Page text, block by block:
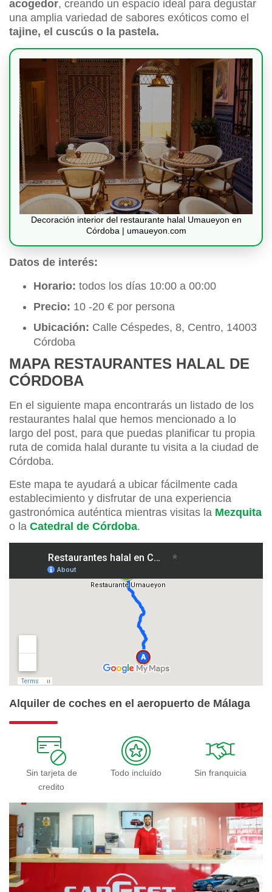
acogedor, creando un espacio ideal para degustar
una amplia variedad de sabores exóticos como el
tajine, el cuscús o la pastela.
Decoración interior del restaurante halal Umaueyon en
Córdoba | umaueyon.com
Datos de interés:
Horario: todos los días 10:00 a 00:00
Precio: 10 -20 € por persona
Ubicación: Calle Céspedes, 8, Centro, 14003
Córdoba
MAPA RESTAURANTES HALAL DE
CÓRDOBA
En el siguiente mapa encontrarás un listado de los
restaurantes halal que hemos mencionado a lo
largo del post, para que puedas planificar tu propia
ruta de comida halal durante tu visita a la ciudad de
Córdoba.
Este mapa te ayudará a ubicar fácilmente cada
establecimiento y disfrutar de una experiencia
gastronómica auténtica mientras visitas la Mezquita
o la Catedral de Córdoba.
Alquiler de coches en el aeropuerto de Málaga
Sin tarjeta de
credito
Todo incluído Sin franquicia